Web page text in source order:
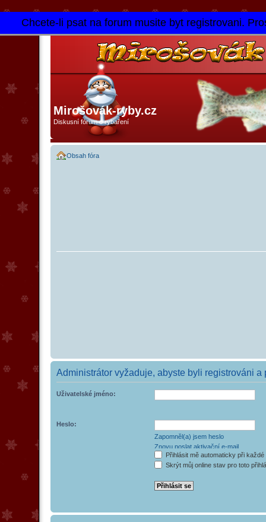
Chcete-li psat na forum musite byt registrovani.
Mirošovák-ryby.cz
Diskusní fórum o rybaření
Obsah fóra
Administrátor vyžaduje, abyste byli registrováni
Uživatelské jméno:
Heslo:
Zapomněl(a) jsem heslo
Znovu poslat aktivační e-mail
Přihlásit mě automaticky při
Skrýt můj online stav pro toto